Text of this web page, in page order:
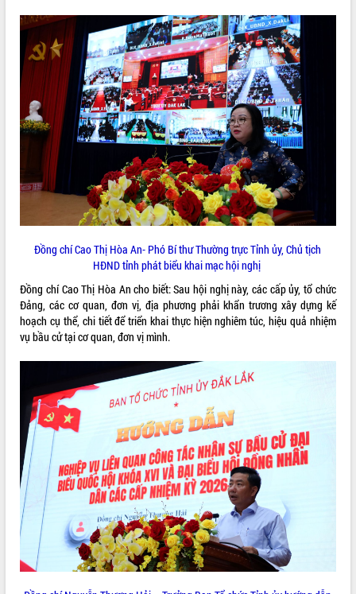
tại Nghĩa trang Liệt sĩ xã Sơn Hòa
Bàn giải pháp tháo gỡ khó khăn trong
xuất khẩu sầu riêng và triển khai quy
định EUDR
Thứ trưởng Bộ Nông nghiệp và Môi
trường Nguyễn Hoàng Hiệp khảo sát
vùng trồng và doanh nghiệp đóng gói
sầu riêng tại Đắk Lắk
Trình diễn nghệ thuật chế biến các
món ăn từ sầu riêng
Đắk Lắk công bố Quy hoạch và xúc
Ngành cá ngừ Đắk Lắk chủ động thích
ứng để giữ vững thị trường xuất khẩu
Diễn đàn Kinh tế tư nhân Việt Nam đột
phá cơ chế - Hợp tác công tư
Đề án 06 tạo bước ngoặt đột phá trong
cải cách hành chính tỉnh Đắk Lắk
Kết nối tour, đẩy mạnh chuyển đổi số
Khởi động Dự án Đầu tư xây dựng hạ
tầng kỹ thuật Cụm công nghiệp Tân
Tiến
Gặp mặt các cơ quan báo chí nhân Kỷ
niệm 101 năm Ngày Báo chí Cách
mạng Việt Nam
Đắk Lắk sơ kết 4 năm triển khai thực
hiện Đề án 06 của Chính phủ
Họp báo thông tin về Hội nghị Công bố
Quy hoạch và Xúc tiến đầu tư tỉnh Đắk
Khơi thông điểm nghẽn, đẩy nhanh
Đồng chí Cao Thị Hòa An- Phó Bí thư Thường trực Tỉnh ủy, Chủ tịch
HĐND tỉnh phát biểu khai mạc hội nghị
Đồng chí Cao Thị Hòa An cho biết: Sau hội nghị này, các cấp ủy, tổ chức
Đảng, các cơ quan, đơn vị, địa phương phải khẩn trương xây dựng kế
hoạch cụ thể, chi tiết để triển khai thực hiện nghiêm túc, hiệu quả nhiệm
vụ bầu cử tại cơ quan, đơn vị mình.